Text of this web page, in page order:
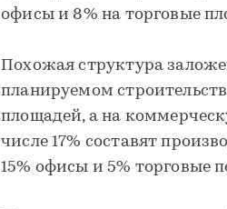
офисы и 8% на торговые
Похожая структура
планируемом
площадей, а на
числе 17% составят
15% офисы и 5% торговые